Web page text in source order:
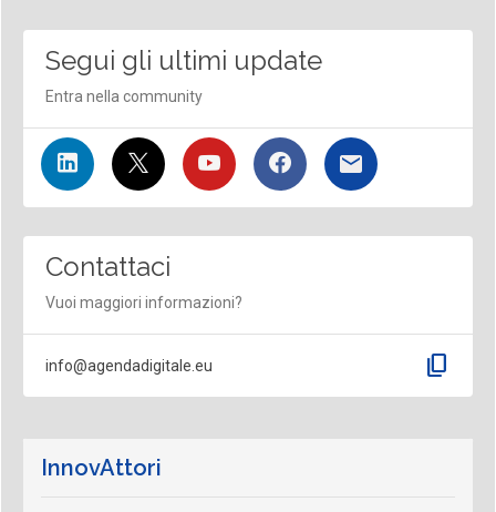
Segui gli ultimi update
Entra nella community
Contattaci
Vuoi maggiori informazioni?
info@agendadigitale.eu content_copy
InnovAttori